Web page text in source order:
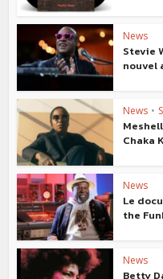
News
Stevie
nouvel
News •
Chaka
News
Le
the
News
Betty